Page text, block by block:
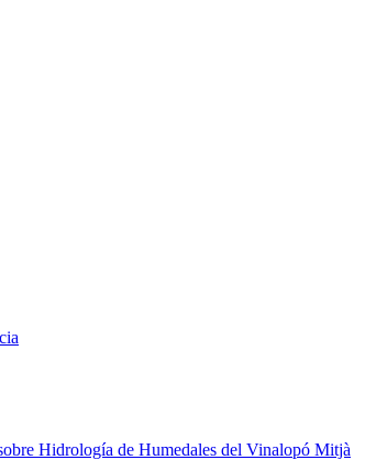
Hidrología de Humedales del Vinalopó Mitjà